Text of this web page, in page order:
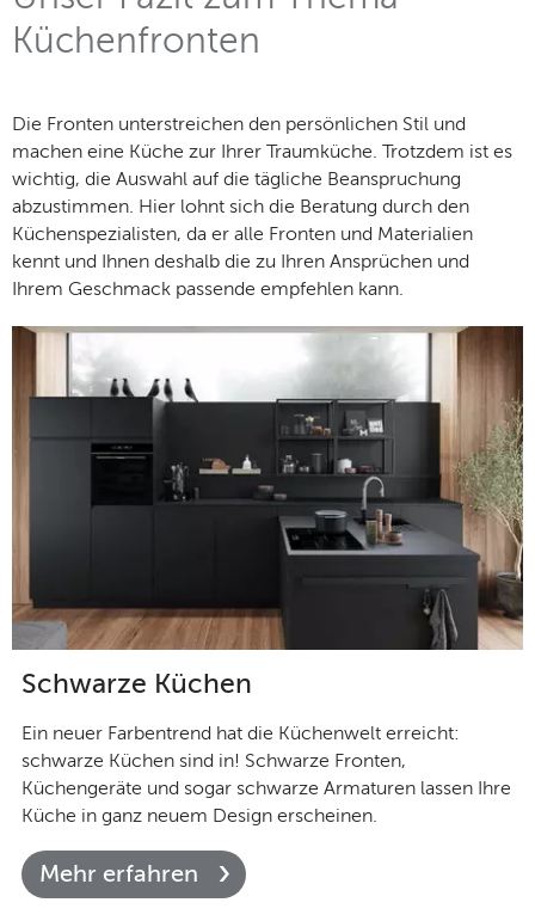
Küchenfronten
Die Fronten unterstreichen den persönlichen Stil und
machen eine Küche zur Ihrer Traumküche. Trotzdem ist es
wichtig, die Auswahl auf die tägliche Beanspruchung
abzustimmen. Hier lohnt sich die Beratung durch den
Küchenspezialisten, da er alle Fronten und Materialien
kennt und Ihnen deshalb die zu Ihren Ansprüchen und
Ihrem Geschmack passende empfehlen kann.
Schwarze Küchen
Ein neuer Farbentrend hat die Küchenwelt erreicht:
schwarze Küchen sind in! Schwarze Fronten,
Küchengeräte und sogar schwarze Armaturen lassen Ihre
Küche in ganz neuem Design erscheinen.
Mehr erfahren